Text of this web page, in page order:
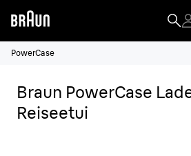
PowerCase
Braun PowerCase
Reiseetui